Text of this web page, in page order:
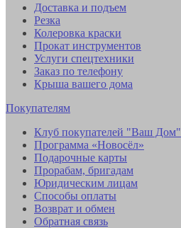
Доставка и подъем
Резка
Колеровка краски
Прокат инструментов
Услуги спецтехники
Заказ по телефону
Крыша вашего дома
Покупателям
Клуб покупателей "Ваш Дом"
Программа «Новосёл»
Подарочные карты
Прорабам, бригадам
Юридическим лицам
Способы оплаты
Возврат и обмен
Обратная связь